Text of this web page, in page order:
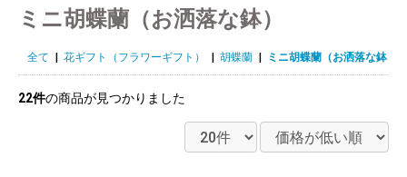
ミニ胡蝶蘭（お洒落な鉢）
全て 花ギフト（フラワーギフト） 胡蝶蘭 ミニ胡蝶蘭（お洒落な鉢）
22件の商品が見つかりました